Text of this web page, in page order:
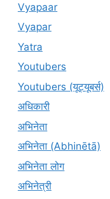
Vyapaar
Vyapar
Yatra
Youtubers
Youtubers (यूट्यूबर्स)
अधिकारी
अभिनेता
अभिनेता (Abhinētā)
अभिनेता लोग
अभिनेत्री